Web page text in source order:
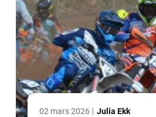
02 mars 2026 Julia Ekk